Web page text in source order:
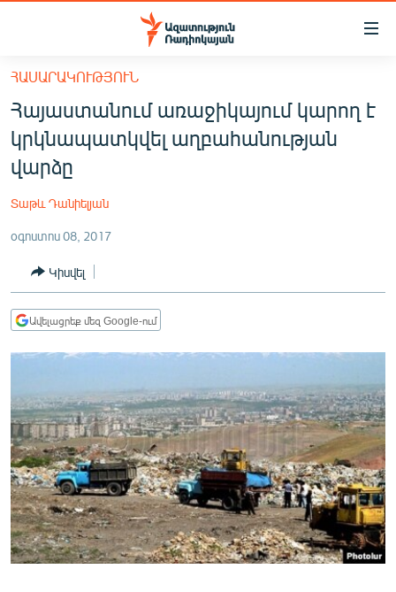
Մատչելիության
հիմնական
բովանդակությանը
Անցնել
հիմնական
մենյուին
ՀԱՅԱՍՏԱՆ
ՔԱՂԱՔԱԿԱՆ
ՏՆՏԵՍՈՒԹՅՈՒՆ
ՂԱՐԱԲԱՂ
ՄԻՋԱԶԳԱՅԻՆ
ՄՇԱԿՈՒՅԹ
ՍՊՈՐՏ
ՄԵԿՆԱԲԱՆՈՒԹՅՈՒՆ
ՏՏ ԵՒ ԻՆՏԵՐՆԵՏ
ՀԱՍԱՐԱԿՈՒԹՅՈՒՆ
Հայաստանում առաջիկայում կարող է
կրկնապատկվել աղբահանության
վարձը
Տաթև Դանիելյան
օգոստոս 08, 2017
Կիսվել
Ավելացրեք մեզ Google-ում